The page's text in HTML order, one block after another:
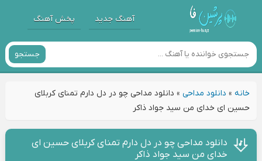
آهنگ جدید پخش آهنگ
جستجو
خانه» دانلود مداحی» دانلود مداحی چو در دل دارم تمنای کربلای
حسین ای خدای من سید جواد ذاکر
دانلود مداحی چو در دل دارم تمنای کربلای حسین ای
خدای من سید جواد ذاکر